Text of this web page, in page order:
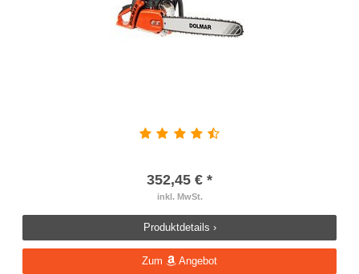
352,45 € *
inkl. MwSt.
Produktdetails ›
Zum Angebot